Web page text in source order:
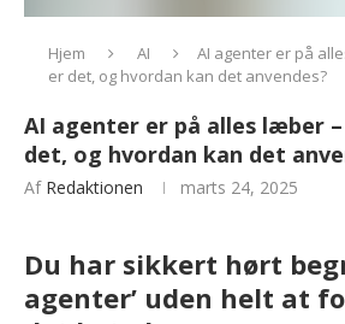
Hjem AI
AI agenter er på
er det, og hvordan kan det anvendes?
AI agenter er på alles læber
det, og hvordan kan det
Af Redaktionen marts 24, 2025
Du har sikkert hørt
agenter’ uden helt at